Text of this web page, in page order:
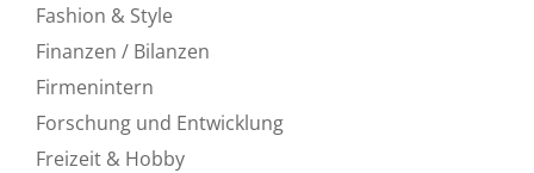
Fashion & Style
Finanzen / Bilanzen
Firmenintern
Forschung und Entwicklung
Freizeit & Hobby